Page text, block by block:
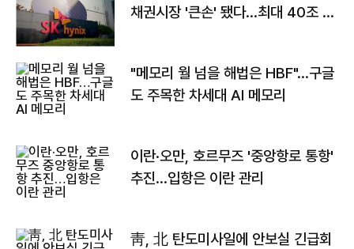
채권시장 '큰손' 됐다…최대 40조 투
"메모리 월 넘을 해법은 HBF"…구글
도 주목한 차세대 AI 메모리
이란·오만, 호르무즈 '중앙항로 통항'
추진…입항은 이란 관리
靑, 北 탄도미사일에 안보실 긴급회